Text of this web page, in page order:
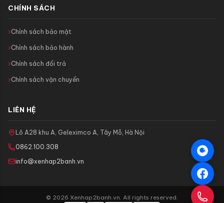
CHÍNH SÁCH
Chính sách bảo mật
Chính sách bảo hành
Chính sách đổi trả
Chính sách vận chuyển
LIÊN HỆ
Lô A28 khu A, Geleximco A, Tây Mỗ, Hà Nội
0862.100.308
info@xenhap2banh.vn
© 2026 Xenhap2banh.vn. All rights reserved.